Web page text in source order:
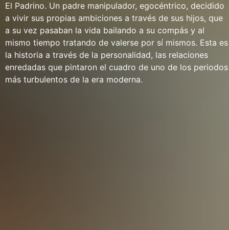
El Padrino. Un padre manipulador, egocéntrico, decidido
a vivir sus propias ambiciones a través de sus hijos, que
a su vez pasaban la vida bailando a su compás y al
mismo tiempo tratando de valerse por sí mismos. Esta es
la historia a través de la personalidad, las relaciones
enredadas que pintaron el cuadro de uno de los periodos
más turbulentos de la era moderna.